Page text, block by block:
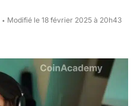
• Modifié le 18 février 2025 à 20h43